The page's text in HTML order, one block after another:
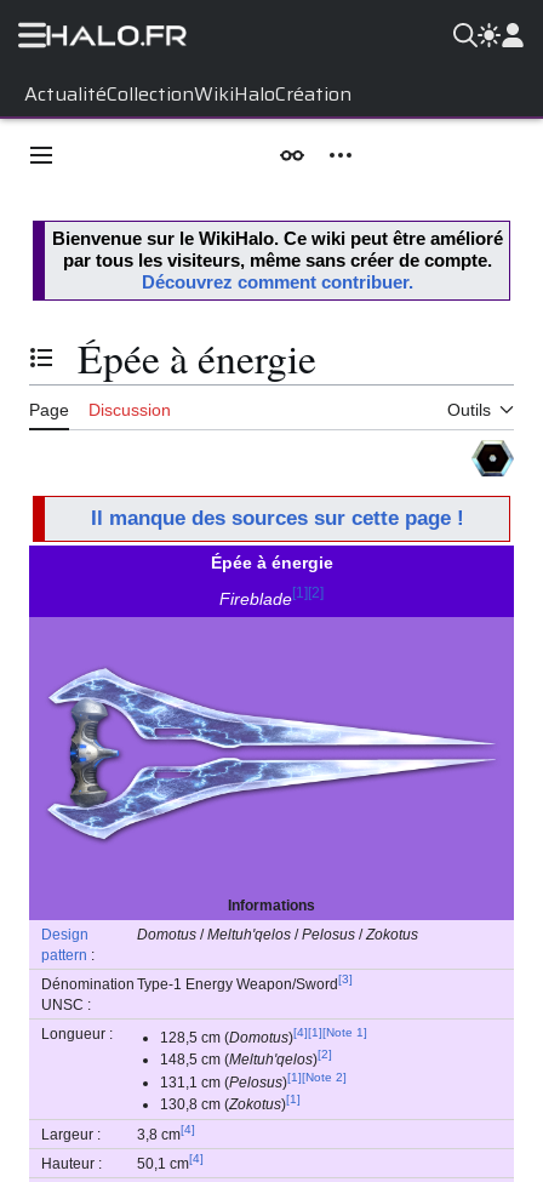
ActualitéCollectionWikiHaloCréation
contenu
Menu principal ApparenceOutils personnels
Bienvenue sur le WikiHalo. Ce wiki peut être amélioré
par tous les visiteurs, même sans créer de compte.
Découvrez comment contribuer.
Basculer la table des matières
Épée à énergie
Page Discussion Outils
Il manque des sources sur cette page !
Épée à énergie
Fireblade[1 ][2]
Informations
Design
pattern :
Domotus /Meltuh'qelos /Pelosus /Zokotus
Dénomination
UNSC :
Type-1 Energy Weapon/Sword[3]
Longueur : 128,5 cm (Domotus)[4][1][Note 1]
148,5 cm (Meltuh'qelos)[2]
131,1 cm (Pelosus)[1][Note 2]
130,8 cm (Zokotus)[1]
Largeur : 3,8 cm[4]
Hauteur : 50,1 cm[4]
«
Cette arme est
contient un
génération
d'énergie, et du
projecteur de
lame. Une fois
activée, elle
génère une lame
composée de
plasma stabilisé
dans un champ
Waypoint
»